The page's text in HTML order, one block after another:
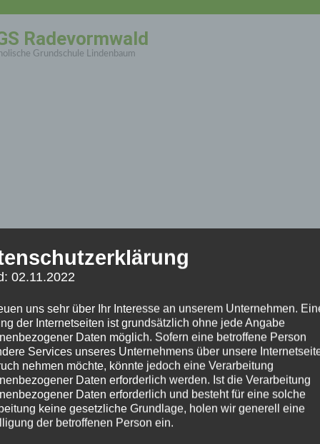
Radevormwald
Grundschule Lindenbaum
AKTUELLES BETREUUNG SCHULVEREIN KONTAKT
02.11.2022
uns sehr über Ihr Interesse an unserem Unternehmen.
der Internetseiten ist grundsätzlich ohne jede Angabe
Daten möglich. Sofern eine betroffene Person
Services unseres Unternehmens über unsere
nehmen möchte, könnte jedoch eine Verarbeitung
Daten erforderlich werden. Ist die Verarbeitung
Daten erforderlich und besteht für eine solche
keine gesetzliche Grundlage, holen wir generell eine
der betroffenen Person ein.